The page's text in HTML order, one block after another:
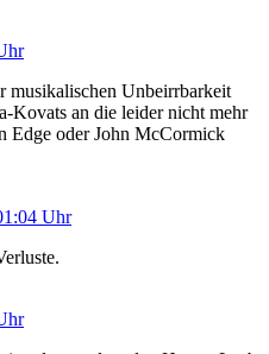
musikalischen Unbeirrbarkeit
Kovats an die leider nicht mehr
Edge oder John McCormick
Uhr